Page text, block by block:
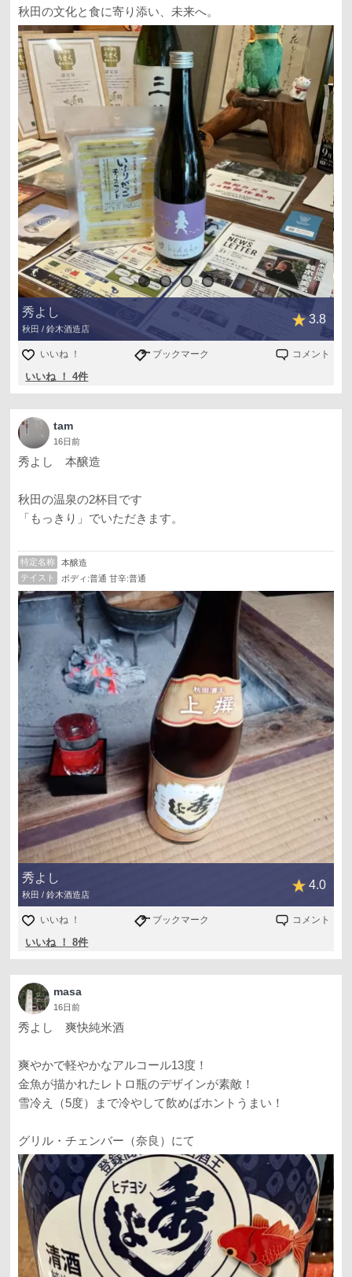
秋田の文化と食に寄り添い、未来へ。
秀よし
秋田 / 鈴木酒造店
3.8
いいね ！ ブックマーク コメント
いいね ！ 4件
tam
16日前
秀よし 本醸造
秋田の温泉の2杯目です
「もっきり」でいただきます。
特定名称
本醸造
テイスト
ボディ:普通 甘辛:普通
秀よし
秋田 / 鈴木酒造店
4.0
いいね ！ ブックマーク コメント
いいね ！ 8件
masa
16日前
秀よし 爽快純米酒
爽やかで軽やかなアルコール13度！
金魚が描かれたレトロ瓶のデザインが素敵！
雪冷え（5度）まで冷やして飲めばホントうまい！
グリル・チェンバー（奈良）にて